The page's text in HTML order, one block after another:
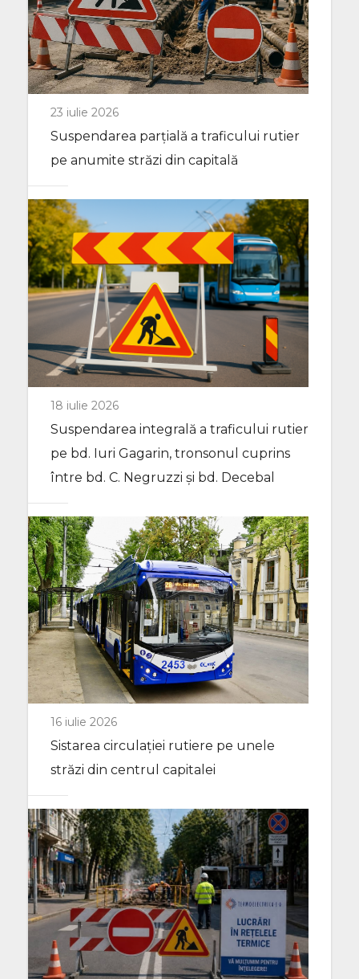
23 iulie 2026
Suspendarea parțială a traficului rutier
pe anumite străzi din capitală
18 iulie 2026
Suspendarea integrală a traficului rutier
pe bd. Iuri Gagarin, tronsonul cuprins
între bd. C. Negruzzi și bd. Decebal
16 iulie 2026
Sistarea circulației rutiere pe unele
străzi din centrul capitalei